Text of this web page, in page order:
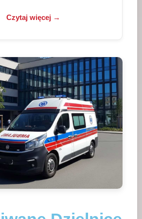
Czytaj więcej →